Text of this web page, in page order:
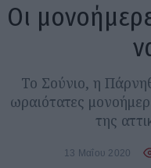
Οι
Το Σούνιο, η
ωραιότατες
της
13 Μαΐου 2020